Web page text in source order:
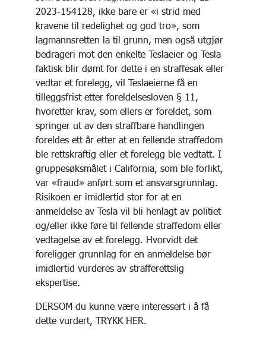
2023-154128, ikke bare er «i strid med
kravene til redelighet og god tro», som
lagmannsretten la til grunn, men også utgjør
bedrageri mot den enkelte Teslaeier og Tesla
faktisk blir dømt for dette i en straffesak eller
vedtar et forelegg, vil Teslaeierne få en
tilleggsfrist etter foreldelsesloven § 11,
hvoretter krav, som ellers er foreldet, som
springer ut av den straffbare handlingen
foreldes ett år etter at en fellende straffedom
ble rettskraftig eller et forelegg ble vedtatt. I
gruppesøksmålet i California, som ble forlikt,
var «fraud» anført som et ansvarsgrunnlag.
Risikoen er imidlertid stor for at en
anmeldelse av Tesla vil bli henlagt av politiet
og/eller ikke føre til fellende straffedom eller
vedtagelse av et forelegg. Hvorvidt det
foreligger grunnlag for en anmeldelse bør
imidlertid vurderes av strafferettslig
ekspertise.
DERSOM du kunne være interessert i å få
dette vurdert, TRYKK HER.